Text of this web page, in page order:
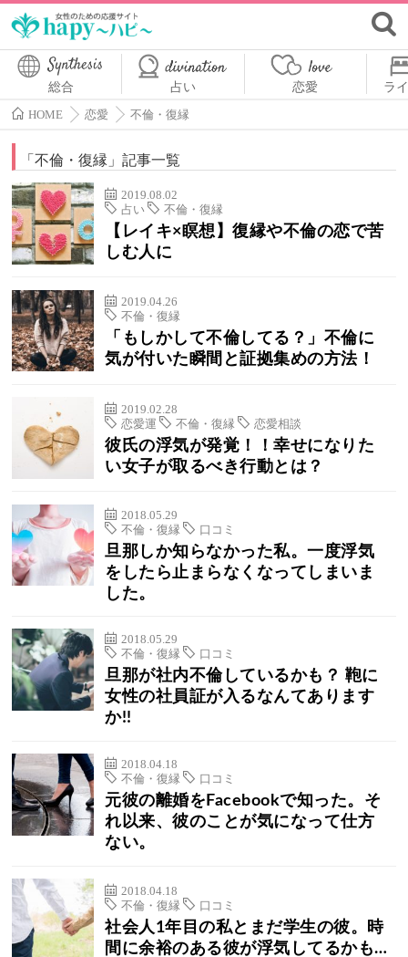
総合 占い 恋愛 ラ
HOME 恋愛 不倫・復縁
「不倫・復縁 」記事一覧
2019.08.02
占い
不倫・復縁
【レイキ×瞑想】復縁や不倫の恋で苦
しむ人に
2019.04.26
不倫・復縁
「もしかして不倫してる？」不倫に
気が付いた瞬間と証拠集めの方法！
2019.02.28
恋愛運
不倫・復縁 恋愛相談
彼氏の浮気が発覚！！幸せになりた
い女子が取るべき行動とは？
2018.05.29
不倫・復縁
口コミ
旦那しか知らなかった私。一度浮気
をしたら止まらなくなってしまいま
した。
2018.05.29
不倫・復縁
口コミ
旦那が社内不倫しているかも？ 鞄に
女性の社員証が入るなんてあります
か!!
2018.04.18
不倫・復縁
口コミ
元彼の離婚をFacebookで知った。そ
れ以来、彼のことが気になって仕方
ない。
2018.04.18
不倫・復縁
口コミ
社会人1年目の私とまだ学生の彼。時
間に余裕のある彼が浮気してるかも…